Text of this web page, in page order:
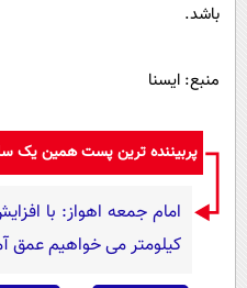
باشد.
منبع: ایسنا
پربیننده ترین پست همین یک
کیلومتر می خواهیم عمق